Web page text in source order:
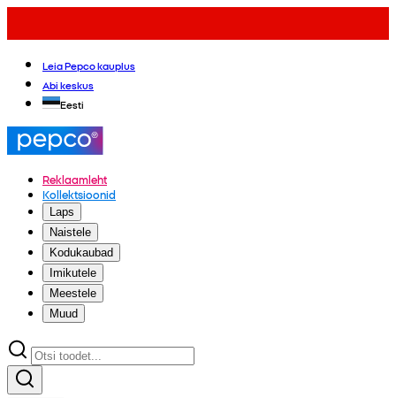
Leia Pepco kauplus
Abi keskus
Eesti
Reklaamleht
Kollektsioonid
Laps
Naistele
Kodukaubad
Imikutele
Meestele
Muud